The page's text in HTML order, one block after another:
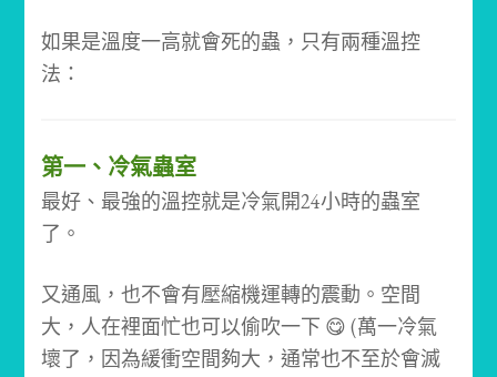
如果是溫度一高就會死的蟲，只有兩種溫控
法：
第一、冷氣蟲室
最好、最強的溫控就是冷氣開24小時的蟲室
了。
又通風，也不會有壓縮機運轉的震動。 空間
大，人在裡面忙也可以偷吹一下 😋(萬一冷氣
壞了，因為緩衝空間夠大，通常也不至於會滅